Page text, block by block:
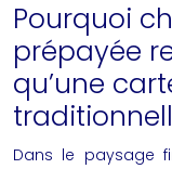
Pourquoi
prépayée
qu’une
Dans le paysage